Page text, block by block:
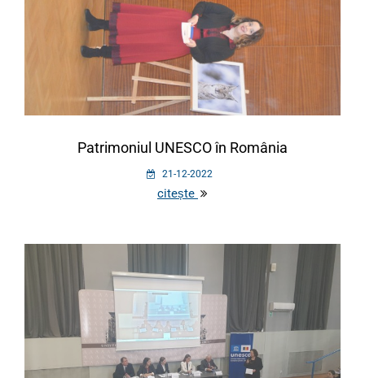
Patrimoniul UNESCO în România
21-12-2022
citește